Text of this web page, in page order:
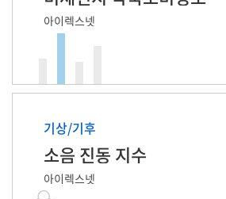
아이렉스넷
기상/기후
소음 진동 지수
아이렉스넷